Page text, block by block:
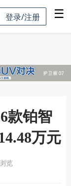
登录/注册 ☰
款铂智
万元
览